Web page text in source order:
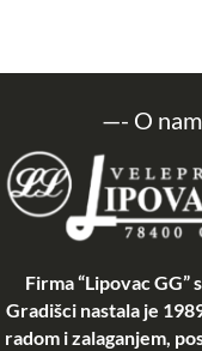
—- O
Firma “Lipovac GG”
Gradišci nastala je
radom i zalaganjem,